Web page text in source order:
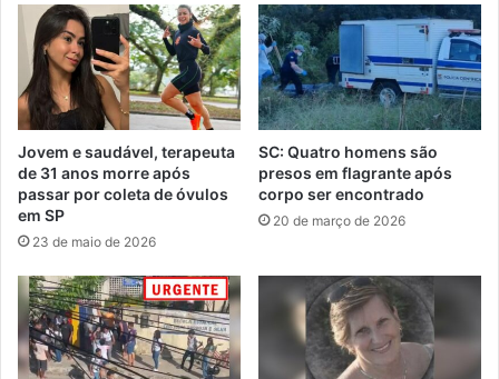
Jovem e saudável, terapeuta
de 31 anos morre após
passar por coleta de óvulos
em SP
23 de maio de 2026
SC: Quatro homens são
presos em flagrante após
corpo ser encontrado
20 de março de 2026